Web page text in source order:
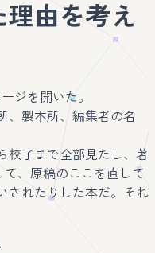
由を考え
ジを開いた。
、製本所、編集者の名
校了まで全部見たし、著
、原稿のここを直して
されたりした本だ。それ